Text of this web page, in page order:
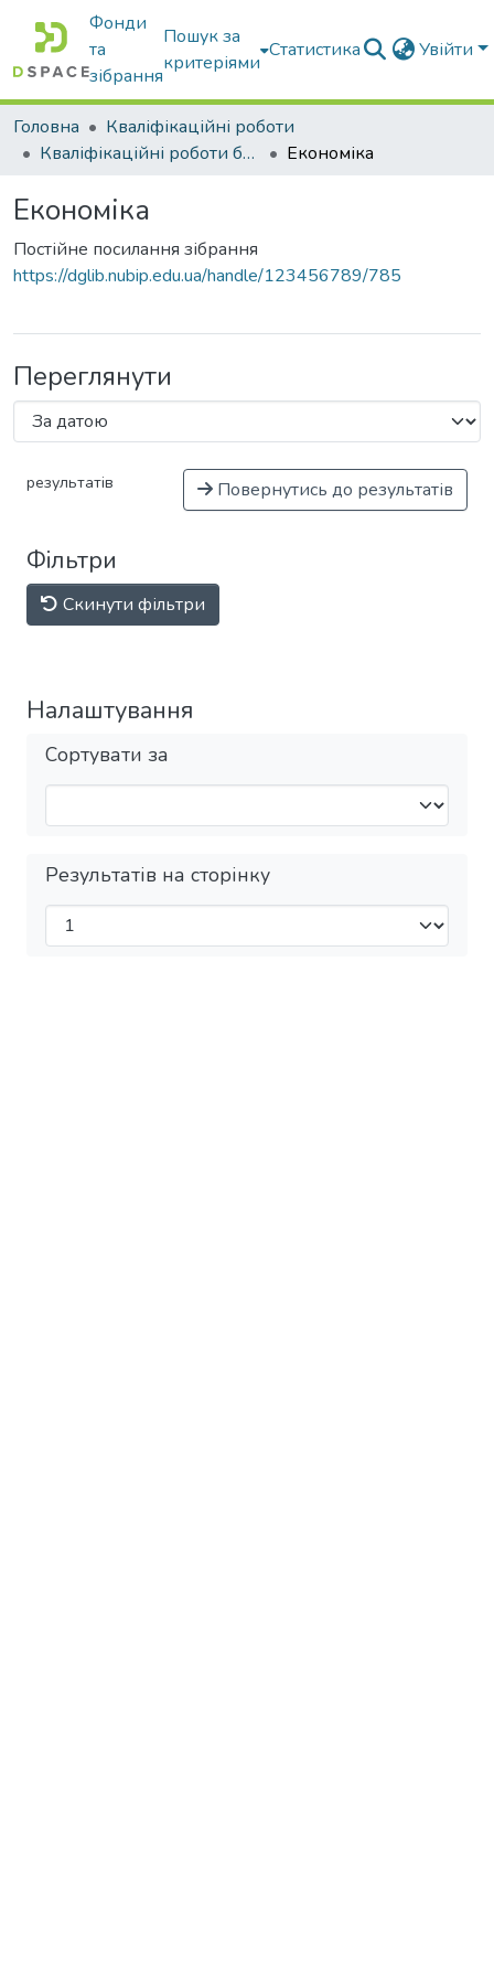
Фонди
та
зібрання
Пошук за
критеріями
Статистика Увійти
Головна
Кваліфікаційні роботи
Кваліфікаційні роботи бакалаврів
Економіка
Економіка
Постійне посилання зібрання
https://dglib.nubip.edu.ua/handle/123456789/785
Переглянути
результатів Повернутись до результатів
Фільтри
Скинути фільтри
Налаштування
Сортувати за
Результатів на сторінку